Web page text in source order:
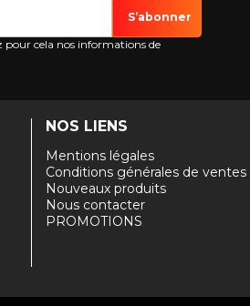
pour cela nos informations de
NOS LIENS
Mentions légales
Conditions générales de ventes
Nouveaux produits
Nous contacter
PROMOTIONS